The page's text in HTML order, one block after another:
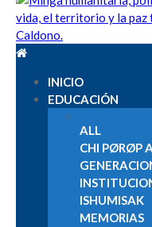
Cabildo Indígena del
Nu NakChak| AISO |
Cabildo Indígena Del
Territorio Pubén
INICIO
EDUCACIÓN
ALL
CHI PØRØP
ISHUMISAK
MEMORIAS